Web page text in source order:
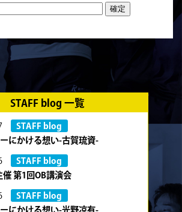
STAFF blog 一覧
STAFF blog
にかける想い-古賀琉資-
STAFF blog
催 第1回OB講演会
STAFF blog
にかける想い-光野凉有-